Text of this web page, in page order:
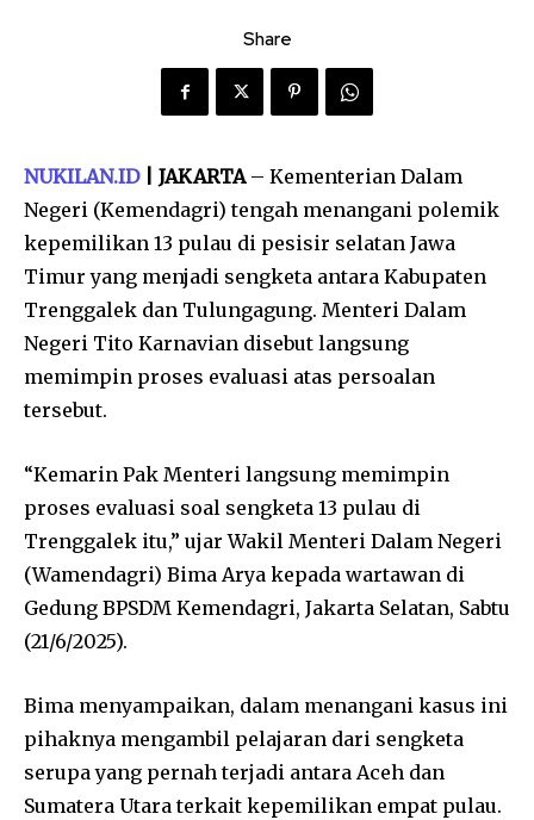
Share
NUKILAN.ID| JAKARTA – Kementerian Dalam
Negeri (Kemendagri) tengah menangani polemik
kepemilikan 13 pulau di pesisir selatan Jawa
Timur yang menjadi sengketa antara Kabupaten
Trenggalek dan Tulungagung. Menteri Dalam
Negeri Tito Karnavian disebut langsung
memimpin proses evaluasi atas persoalan
tersebut.
“Kemarin Pak Menteri langsung memimpin
proses evaluasi soal sengketa 13 pulau di
Trenggalek itu,” ujar Wakil Menteri Dalam Negeri
(Wamendagri) Bima Arya kepada wartawan di
Gedung BPSDM Kemendagri, Jakarta Selatan, Sabtu
(21/6/2025).
Bima menyampaikan, dalam menangani kasus ini
pihaknya mengambil pelajaran dari sengketa
serupa yang pernah terjadi antara Aceh dan
Sumatera Utara terkait kepemilikan empat pulau.